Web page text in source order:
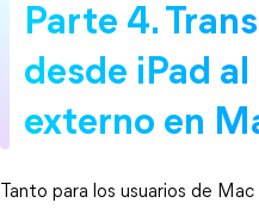
Parte 4.
desde iPad
externo en
Tanto para los usuarios de